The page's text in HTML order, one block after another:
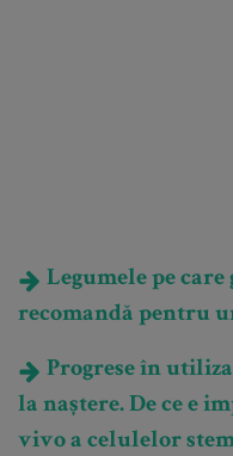
Legumele pe
recomandă pentru
Progrese în
la naștere. De ce e
vivo a celulelor